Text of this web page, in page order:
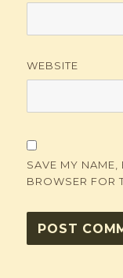
WEBSITE
SAVE MY NAME,
BROWSER FOR